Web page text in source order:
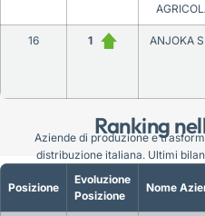
Ranking
16 1 ANJOKA
Posizione
Evoluzione
Posizione
Nome
Aziende di produzione e
distribuzione italiana. Ultimi